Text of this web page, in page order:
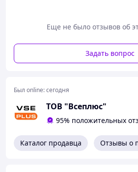
Еще не было отзывов об
Задать вопрос
Был online:сегодня
ТОВ "Всеплюс"
95% положительных
Каталог продавца Отзывы о